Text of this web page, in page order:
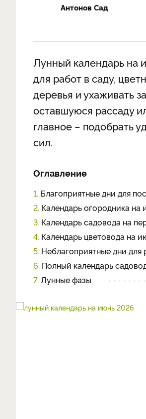
Антонов Сад
Лунный календарь на
для работ в саду,
деревья и ухаживать
оставшуюся рассаду
главное – подобрать
сил.
Оглавление
1. Благоприятные дни для
2. Календарь огородника на
3. Календарь садовода на
4. Календарь цветовода на
5. Неблагоприятные дни для
6. Полный календарь
7. Лунные фазы